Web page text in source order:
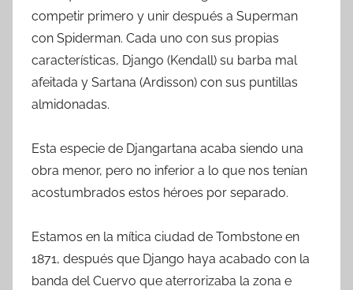
competir primero y unir después a Superman
con Spiderman. Cada uno con sus propias
características, Django (Kendall) su barba mal
afeitada y Sartana (Ardisson) con sus puntillas
almidonadas.
Esta especie de Djangartana acaba siendo una
obra menor, pero no inferior a lo que nos tenían
acostumbrados estos héroes por separado.
Estamos en la mítica ciudad de Tombstone en
1871, después que Django haya acabado con la
banda del Cuervo que aterrorizaba la zona e